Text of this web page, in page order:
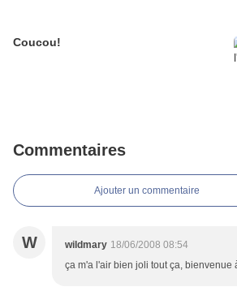
Coucou!
Commentaires
Ajouter un commentaire
W wildmary 18/06/2008 08:54
ça m'a l'air bien joli tout ça, bienvenue